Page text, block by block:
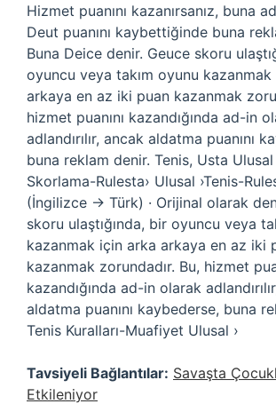
Hizmet puanını kazanırsanız, buna
Deut puanını kaybettiğinde buna
Buna Deice denir. Geuce skoru
oyuncu veya takım oyunu
arkaya en az iki puan kazanmak
hizmet puanını kazandığında ad-in
adlandırılır, ancak aldatma puanını
buna reklam denir. Tenis, Usta Ulusal
Skorlama-Rulesta› Ulusal ›Tenis-
(İngilizce → Türk) · Orijinal olarak
skoru ulaştığında, bir oyuncu veya
kazanmak için arka arkaya en az iki
kazanmak zorundadır. Bu, hizmet
kazandığında ad-in olarak
aldatma puanını kaybederse, buna
Tenis Kuralları-Muafiyet Ulusal ›
Tavsiyeli Bağlantılar: Savaşta
Etkileniyor